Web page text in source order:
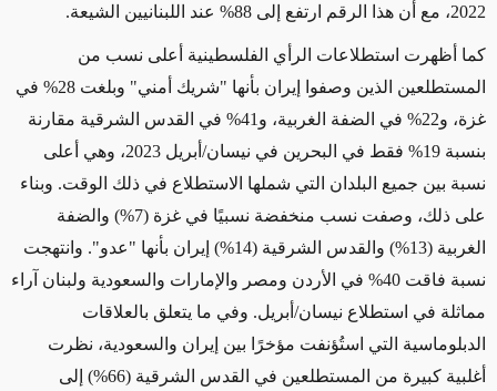
2022، مع أن هذا الرقم ارتفع إلى 88% عند اللبنانيين الشيعة.
كما أظهرت استطلاعات الرأي الفلسطينية أعلى نسب من
المستطلعين الذين وصفوا إيران بأنها "شريك أمني" وبلغت 28% في
غزة، و22% في الضفة الغربية، و41% في القدس الشرقية مقارنة
بنسبة 19% فقط في البحرين في نيسان/أبريل 2023، وهي أعلى
نسبة بين جميع البلدان التي شملها الاستطلاع في ذلك الوقت. وبناء
على ذلك، وصفت نسب منخفضة نسبيًا في غزة (7%) والضفة
الغربية (13%) والقدس الشرقية (14%) إيران بأنها "عدو". وانتهجت
نسبة فاقت 40% في الأردن ومصر والإمارات والسعودية ولبنان آراء
مماثلة في استطلاع نيسان/أبريل. وفي ما يتعلق بالعلاقات
الدبلوماسية التي استُؤنفت مؤخرًا بين إيران والسعودية، نظرت
أغلبية كبيرة من المستطلعين في القدس الشرقية (66%) إلى